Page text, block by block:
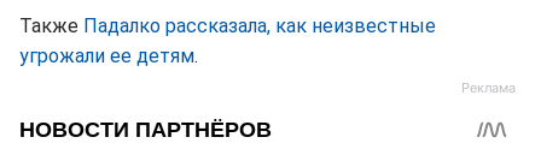
Также Падалко рассказала, как неизвестные
угрожали ее детям.